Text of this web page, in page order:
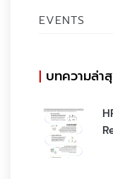
EVENTS
บทความล่า